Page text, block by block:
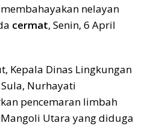
nelayan
cermat, Senin, 6 April
Kepala Dinas Lingkungan
Nurhayati
pencemaran limbah
Utara yang diduga